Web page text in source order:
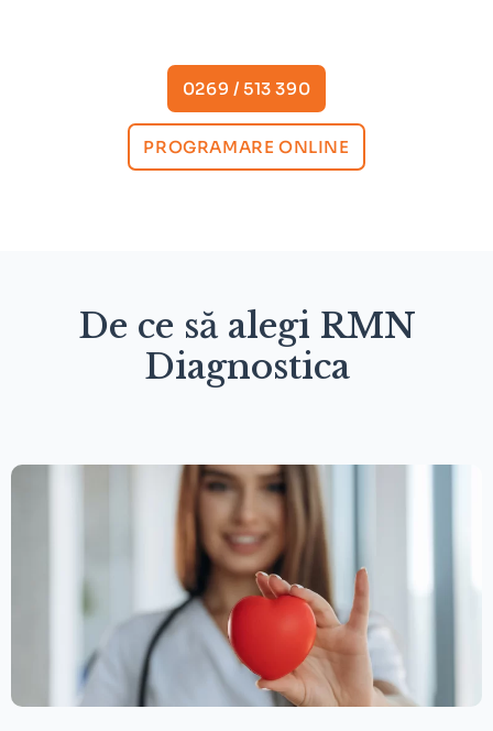
0269 / 513 390
PROGRAMARE ONLINE
De ce să alegi RMN
Diagnostica